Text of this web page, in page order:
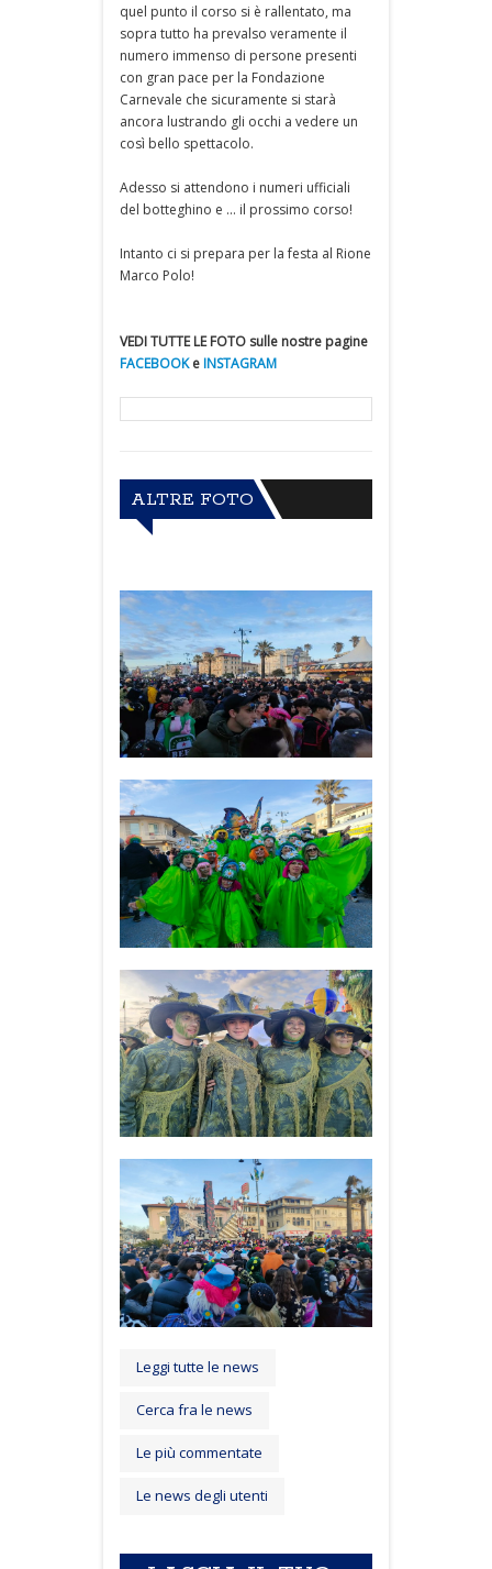
quel punto il corso si è rallentato, ma
sopra tutto ha prevalso veramente il
numero immenso di persone presenti
con gran pace per la Fondazione
Carnevale che sicuramente si starà
ancora lustrando gli occhi a vedere un
così bello spettacolo.
Adesso si attendono i numeri ufficiali
del botteghino e ... il prossimo corso!
Intanto ci si prepara per la festa al Rione
Marco Polo!
VEDI TUTTE LE FOTO sulle nostre pagine
FACEBOOKeINSTAGRAM
ALTRE FOTO
Leggi tutte le news
Cerca fra le news
Le più commentate
Le news degli utenti